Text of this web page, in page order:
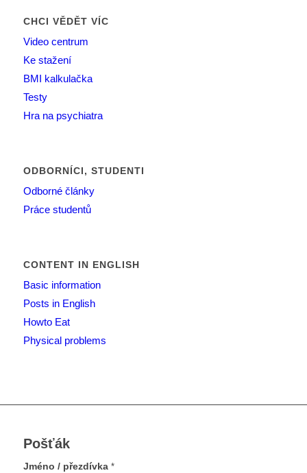
CHCI VĚDĚT VÍC
Video centrum
Ke stažení
BMI kalkulačka
Testy
Hra na psychiatra
ODBORNÍCI, STUDENTI
Odborné články
Práce studentů
CONTENT IN ENGLISH
Basic information
Posts in English
Howto Eat
Physical problems
Pošťák
Jméno / přezdívka *